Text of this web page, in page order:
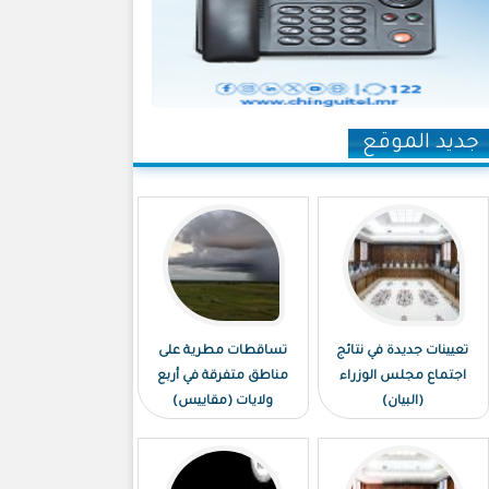
جديد الموقع
تعيينات جديدة في نتائج
اجتماع مجلس الوزراء
(البيان)
تساقطات مطرية على
مناطق متفرقة في أربع
ولايات (مقاييس)